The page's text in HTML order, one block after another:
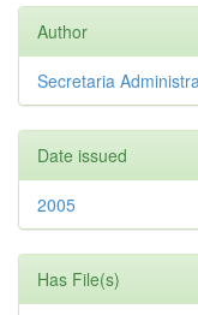
Author
Secretaria
Date issued
2005
Has File(s)